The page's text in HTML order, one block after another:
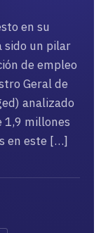
en su
sido un pilar
de empleo
Geral de
analizado
1,9 millones
en este […]